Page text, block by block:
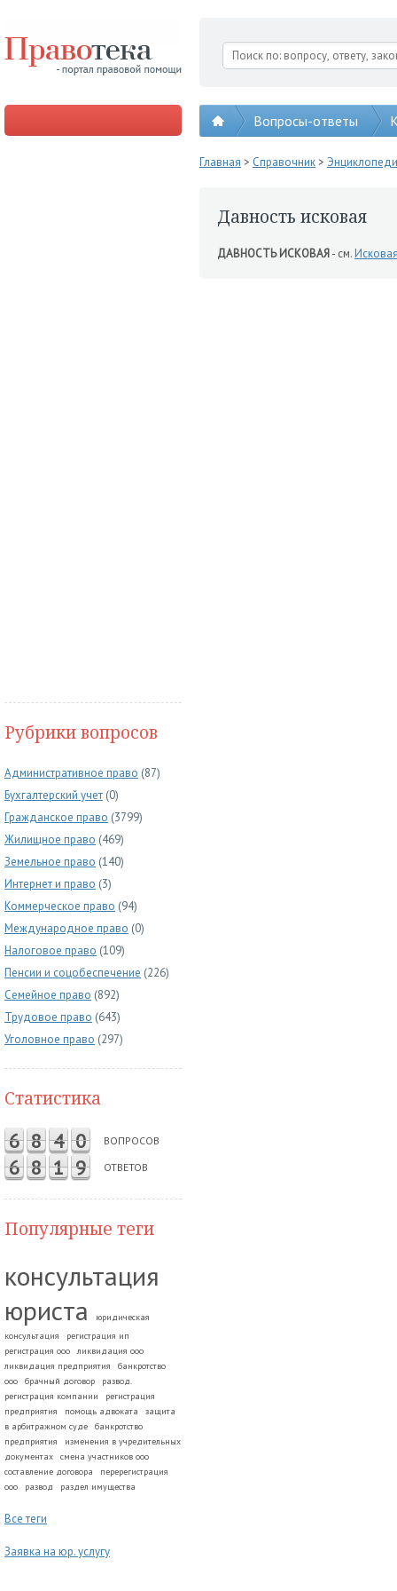
Вопросы-ответы
Рубрики вопросов
Административное право (87)
Бухгалтерский учет (0)
Гражданское право (3799)
Жилищное право (469)
Земельное право (140)
Интернет и право (3)
Коммерческое право (94)
Международное право (0)
Налоговое право (109)
Пенсии и соцобеспечение (226)
Семейное право (892)
Трудовое право (643)
Уголовное право (297)
Статистика
6 8 4 0 ВОПРОСОВ
6 8 1 9 ОТВЕТОВ
Популярные теги
консультация
юриста
юридическая
консультация
регистрация ип
регистрация ооо
ликвидация ооо
ликвидация предприятия
банкротство
ооо
брачный договор
развод.
регистрация компании
регистрация
предприятия
помощь адвоката
защита
в арбитражном суде
банкротство
предприятия
изменения в учредительных
документах
смена участников ооо
составление договора
перерегистрация
ооо
развод раздел имущества
Все теги
Заявка на юр. услугу
Главная > Справочник>
Давность исковая
ДАВНОСТЬ ИСКОВАЯ- см.